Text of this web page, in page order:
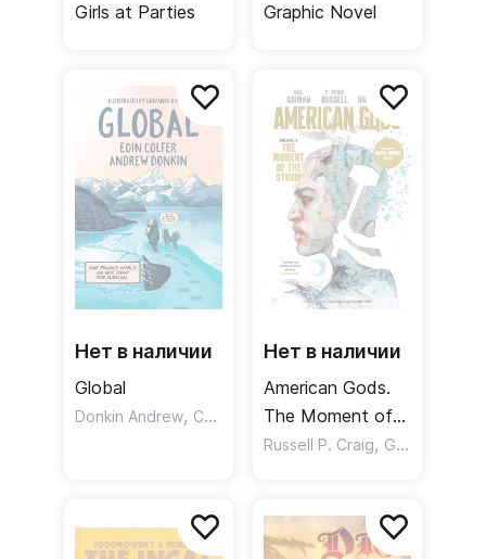
Girls at Parties
Graphic Novel
Нет в наличии
Global
Donkin Andrew, Colfer Eoin
Нет в наличии
American Gods.
The Moment of
the Storm.
Russell P. Craig, Gaiman Neil